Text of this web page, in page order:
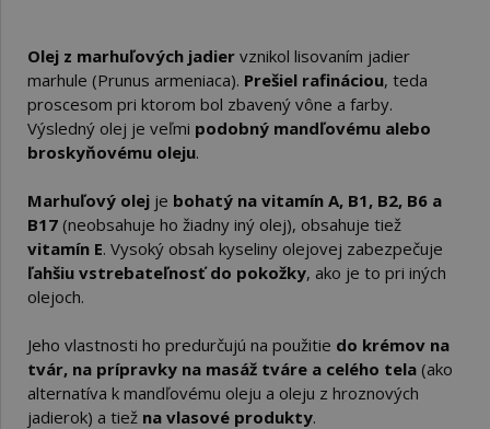
Olej z marhuľových jadier vznikol lisovaním jadier
marhule (Prunus armeniaca). Prešiel rafináciou, teda
proscesom pri ktorom bol zbavený vône a farby.
Výsledný olej je veľmi podobný mandľovému alebo
broskyňovému oleju.
Marhuľový olej je bohatý na vitamín A, B1, B2, B6 a
B17 (neobsahuje ho žiadny iný olej), obsahuje tiež
vitamín E. Vysoký obsah kyseliny olejovej zabezpečuje
ľahšiu vstrebateľnosť do pokožky, ako je to pri iných
olejoch.
Jeho vlastnosti ho predurčujú na použitie do krémov na
tvár, na prípravky na masáž tváre a celého tela (ako
alternatíva k mandľovému oleju a oleju z hroznových
jadierok) a tiež na vlasové produkty.